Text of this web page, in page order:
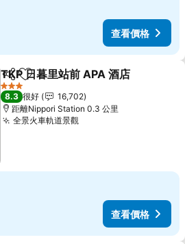
查看價格
分享 放到收藏夾
TKP 日暮里站前 APA 酒店
3 星級
8.3 很好
16,702
距離Nippori Station 0.3 公里
全景火車軌道景觀
查看價格